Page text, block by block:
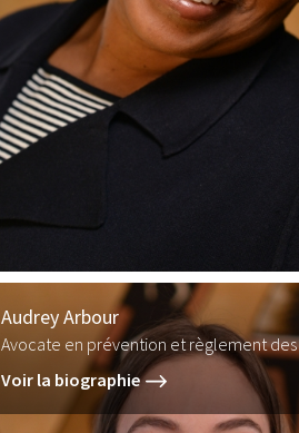
Audrey Arbour
Avocate en prévention et règlement
Voir la biographie